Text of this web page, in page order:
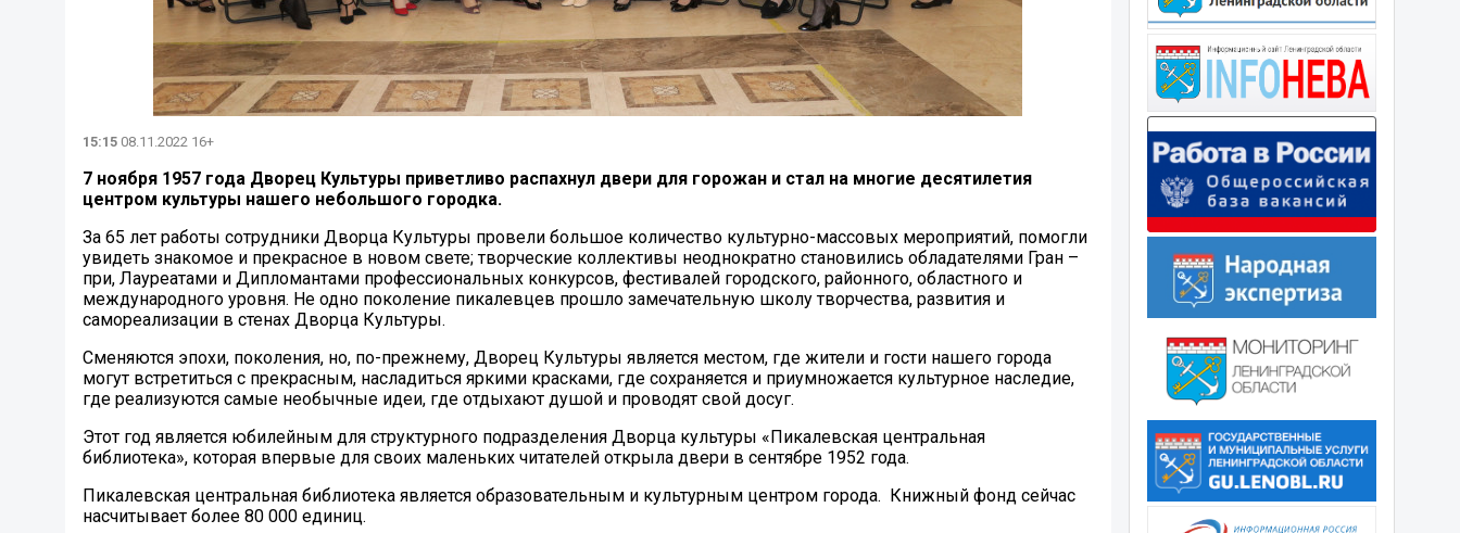
15:15 08.11.2022 16+
7 ноября 1957 года Дворец Культуры приветливо распахнул двери для горожан и стал на многие десятилетия
центром культуры нашего небольшого городка.
За 65 лет работы сотрудники Дворца Культуры провели большое количество культурно-массовых мероприятий, помогли
увидеть знакомое и прекрасное в новом свете; творческие коллективы неоднократно становились обладателями Гран –
при, Лауреатами и Дипломантами профессиональных конкурсов, фестивалей городского, районного, областного и
международного уровня. Не одно поколение пикалевцев прошло замечательную школу творчества, развития и
самореализации в стенах Дворца Культуры.
Сменяются эпохи, поколения, но, по-прежнему, Дворец Культуры является местом, где жители и гости нашего города
могут встретиться с прекрасным, насладиться яркими красками, где сохраняется и приумножается культурное наследие,
где реализуются самые необычные идеи, где отдыхают душой и проводят свой досуг.
Этот год является юбилейным для структурного подразделения Дворца культуры «Пикалевская центральная
библиотека», которая впервые для своих маленьких читателей открыла двери в сентябре 1952 года.
Пикалевская центральная библиотека является образовательным и культурным центром города. Книжный фонд сейчас
насчитывает более 80 000 единиц.